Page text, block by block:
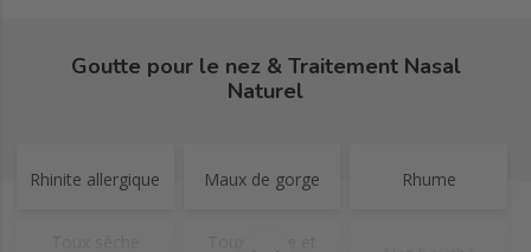
Goutte pour le nez & Traitement Nasal
Naturel
Rhinite allergique Maux de gorge Rhume